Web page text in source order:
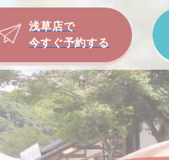
浅草店で
今すぐ予約する